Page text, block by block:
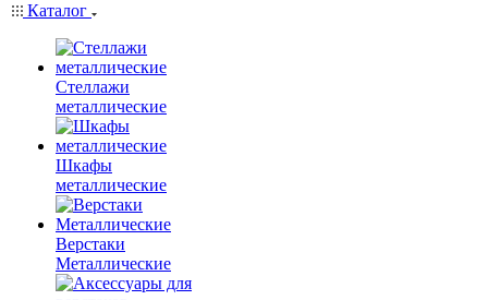
Каталог
Стеллажи
металлические
Шкафы
металлические
Верстаки
Металлические